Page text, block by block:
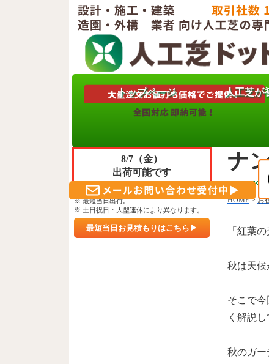
トップページ 人工芝が
秋
ナ
HOME> お
「紅葉
秋は天候
そこで今
く解説し
秋のガー
8/7（金）
出荷可能です
※ 午前10時30分までのご入金確認。
※ 最短当日出荷。
※ 土日祝日・大型連休により異なります。
最短当日お見積もりはこちら▶